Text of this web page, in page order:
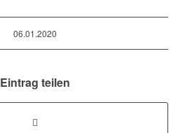
06.01.2020
Eintrag teilen